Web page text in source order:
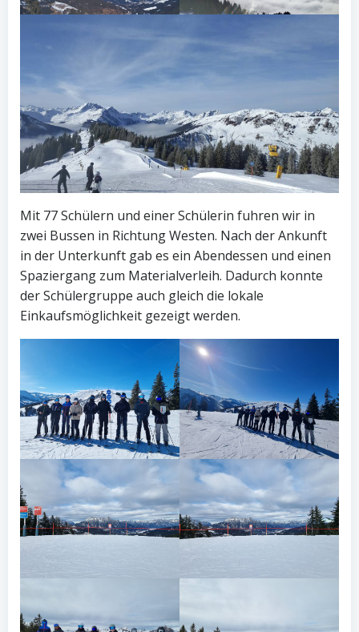
Mit 77 Schülern und einer Schülerin fuhren wir in
zwei Bussen in Richtung Westen. Nach der Ankunft
in der Unterkunft gab es ein Abendessen und einen
Spaziergang zum Materialverleih. Dadurch konnte
der Schülergruppe auch gleich die lokale
Einkaufsmöglichkeit gezeigt werden.